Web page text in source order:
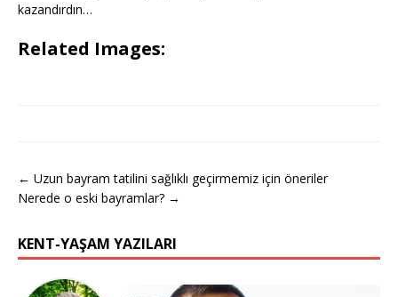
kazandırdın…
Related Images:
← Uzun bayram tatilini sağlıklı geçirmemiz için öneriler
Nerede o eski bayramlar? →
KENT-YAŞAM YAZILARI